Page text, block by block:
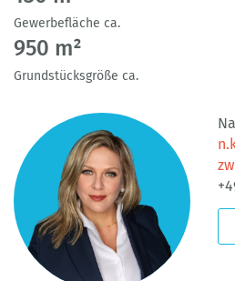
Gewerbefläche ca.
950 m²
Grundstücksgröße ca.